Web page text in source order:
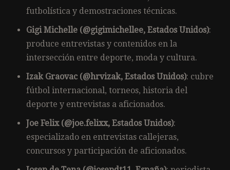
futbolística y demostraciones técnicas.
Gigi Michelle (@gigimichellee, Estados Unidos):
produce entrevistas y contenidos en la
intersección entre deporte, moda y cultura.
Izak Graovac (@hrvizak, Estados Unidos): cubre
fútbol internacional, torneos, historia del
deporte y entrevistas a aficionados.
Joe Felix (@joe.felixx, Estados Unidos):
especializado en entrevistas callejeras,
concursos y participación de aficionados.